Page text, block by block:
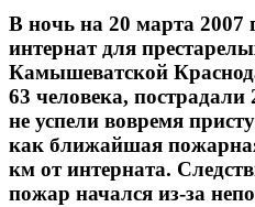
В ночь на 20 марта 2007
интернат для
Камышеватской
63 человека,
не успели вовремя
как ближайшая
км от интерната.
пожар начался из-за